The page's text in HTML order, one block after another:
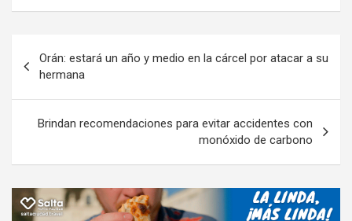
b
o
k
er s
p
p
gr
m
o
M
ail
n
er
m
p
ar
tir
de
entradas
Orán: estará un año y medio en la cárcel por atacar a su
hermana
Brindan recomendaciones para evitar accidentes con
monóxido de carbono